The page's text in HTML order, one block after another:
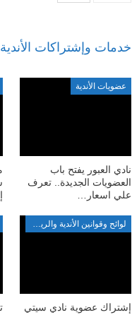
خدمات وإشتراكات الأندية
عضويات الأندية
نادي العبور يفتح باب
العضويات الجديدة.. تعرف
علي اسعار…
لوائح وقوانين الأندية والرياضة
إشتراك عضوية نادي سيتي